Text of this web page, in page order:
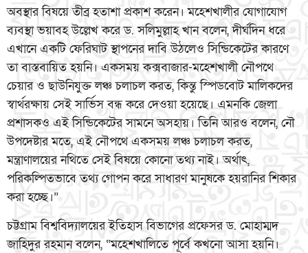
অবস্থার বিষয়ে তীব্র হতাশা প্রকাশ করেন। মহেশখালীর যোগাযোগ
ব্যবস্থা ভয়াবহ উল্লেখ করে ড. সলিমুল্লাহ খান বলেন, দীর্ঘদিন ধরে
এখানে একটি ফেরিঘাট স্থাপনের দাবি উঠলেও সিন্ডিকেটের কারণে
তা বাস্তবায়িত হয়নি। একসময় কক্সবাজার-মহেশখালী নৌপথে
চেয়ার ও ছাউনিযুক্ত লঞ্চ চলাচল করত, কিন্তু স্পিডবোট মালিকদের
স্বার্থরক্ষায় সেই সার্ভিস বন্ধ করে দেওয়া হয়েছে। এমনকি জেলা
প্রশাসকও এই সিন্ডিকেটের সামনে অসহায়। তিনি আরও বলেন, নৌ
উপদেষ্টার মতে, এই নৌপথে একসময় লঞ্চ চলাচল করত,
মন্ত্রাণালয়ের নথিতে সেই বিষয়ে কোনো তথ্য নাই। অর্থাৎ,
পরিকল্পিতভাবে তথ্য গোপন করে সাধারণ মানুষকে হয়রানির শিকার
করা হচ্ছে।”
চট্টগ্রাম বিশ্ববিদ্যালয়ের ইতিহাস বিভাগের প্রফেসর ড. মোহাম্মদ
জাহিদুর রহমান বলেন, “মহেশখালিতে পূর্বে কখনো আসা হয়নি।